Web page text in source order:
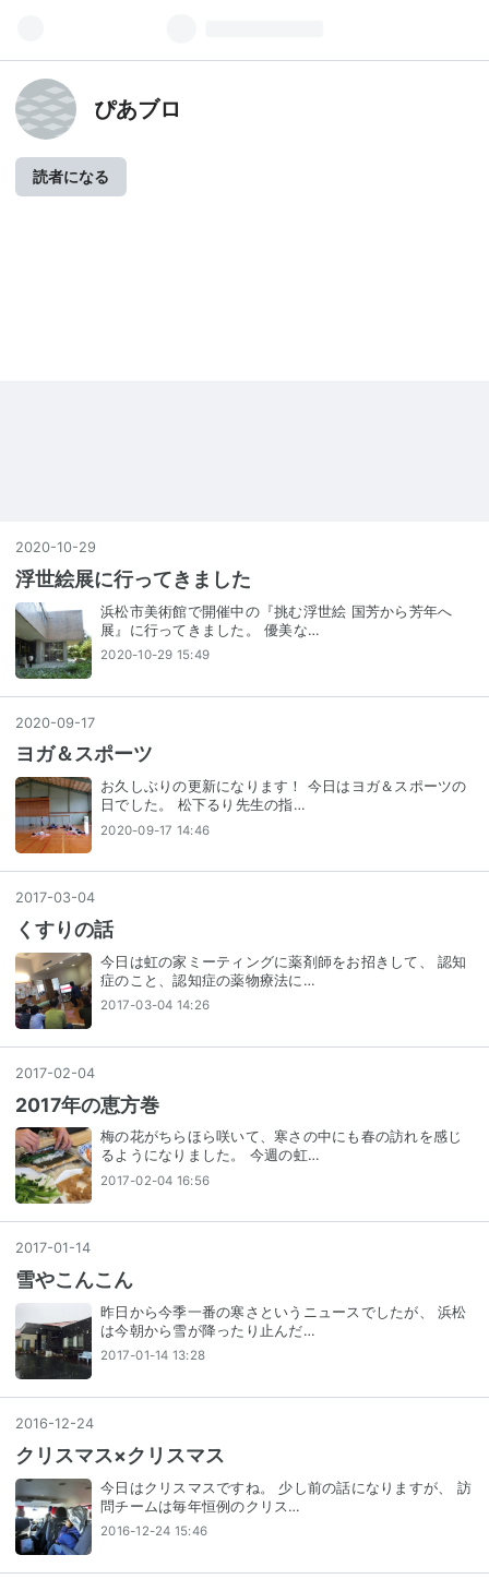
ぴあブロ
読者になる
2020-10-29
浮世絵展に行ってきました
浜松市美術館で開催中の『挑む浮世絵 国芳から芳年へ
展』に行ってきました。 優美な…
2020-10-29 15:49
2020-09-17
ヨガ＆スポーツ
お久しぶりの更新になります！ 今日はヨガ＆スポーツの
日でした。 松下るり先生の指…
2020-09-17 14:46
2017-03-04
くすりの話
今日は虹の家ミーティングに薬剤師をお招きして、 認知
症のこと、認知症の薬物療法に…
2017-03-04 14:26
2017-02-04
2017年の恵方巻
梅の花がちらほら咲いて、寒さの中にも春の訪れを感じ
るようになりました。 今週の虹…
2017-02-04 16:56
2017-01 -14
雪やこんこん
昨日から今季一番の寒さというニュースでしたが、 浜松
は今朝から雪が降ったり止んだ…
2017-01-14 13:28
2016-12-24
クリスマス×クリスマス
今日はクリスマスですね。 少し前の話になりますが、 訪
問チームは毎年恒例のクリス…
2016-12-24 15:46